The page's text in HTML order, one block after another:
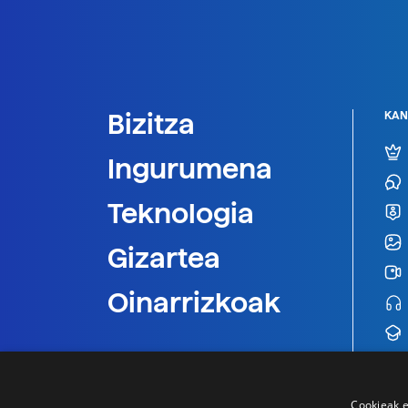
Bizitza
Ingurumena
Teknologia
Gizartea
Oinarrizkoak
Cookieak